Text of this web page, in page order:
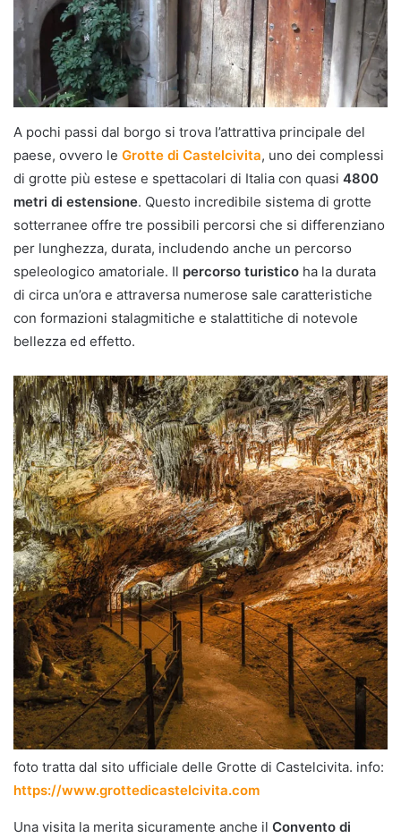
A pochi passi dal borgo si trova l’attrattiva principale del
paese, ovvero le Grotte di Castelcivita, uno dei complessi
di grotte più estese e spettacolari di Italia con quasi 4800
metri di estensione. Questo incredibile sistema di grotte
sotterranee offre tre possibili percorsi che si differenziano
per lunghezza, durata, includendo anche un percorso
speleologico amatoriale. Il percorso turistico ha la durata
di circa un’ora e attraversa numerose sale caratteristiche
con formazioni stalagmitiche e stalattitiche di notevole
bellezza ed effetto.
foto tratta dal sito ufficiale delle Grotte di Castelcivita. info:
https://www.grottedicastelcivita.com
Una visita la merita sicuramente anche il Convento di